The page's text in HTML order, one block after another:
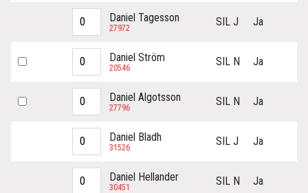
Daniel Tagesson
27972 SIL J Ja
Daniel Ström
20546 SIL N Ja
Daniel Algotsson
27796 SIL N Ja
Daniel Bladh
31526 SIL J Ja
Daniel Hellander
30451 SIL N Ja